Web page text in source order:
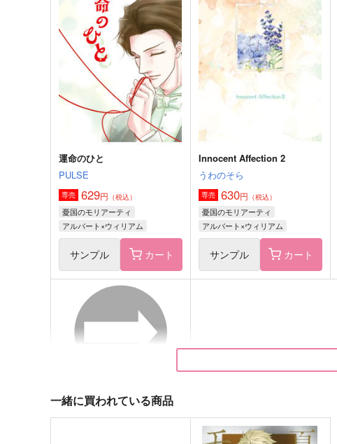
The Mirror
WhiteButterfly
1,144 円（税込）
アルバート・ジェームズ・モリアー
サンプル 作品詳細
明日の恋人
蜜色紅茶
787 （税込）
モラン×ウィリアム
サンプル
Butterfly Effect
ティ
サンプル 作品詳細
ししゃも飯屋
472円（税込）
サンプル 作品詳細
運命のひと
PULSE
専売 629円 （税込）
憂国のモリアーティ
アルバート×ウィリアム
サンプル カート
Innocent Affection 2
うわのそら
専売 630円 （税込）
憂国のモリアーティ
アルバート×ウィリアム
サンプル カート
一緒に買われている商品